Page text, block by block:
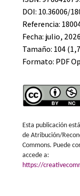
DOI: 10.36006/
Referencia:
Fecha: julio,
Tamaño: 104
Formato: PDF
Esta publicación
de Atribución/
Commons. Puede
accede a:
https://